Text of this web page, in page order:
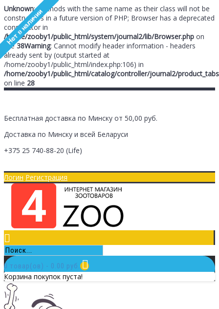
Unknown: Methods with the same name as their class will not be
constructors in a future version of PHP; Browser has a deprecated
constructor in
/home/zooby1/public_html/system/journal2/lib/Browser.php on
line38Warning: Cannot modify header information - headers
already sent by (output started at
/home/zooby1/public_html/index.php:106) in
/home/zooby1/public_html/catalog/controller/journal2/
on line 28
Бесплатная доставка по Минску от 50,00 руб.
Доставка по Минску и всей Беларуси
+375 25 740-88-20 (Life)
Логин Регистрация
0 товар(ов) - 0.00 руб.
Корзина покупок пуста!